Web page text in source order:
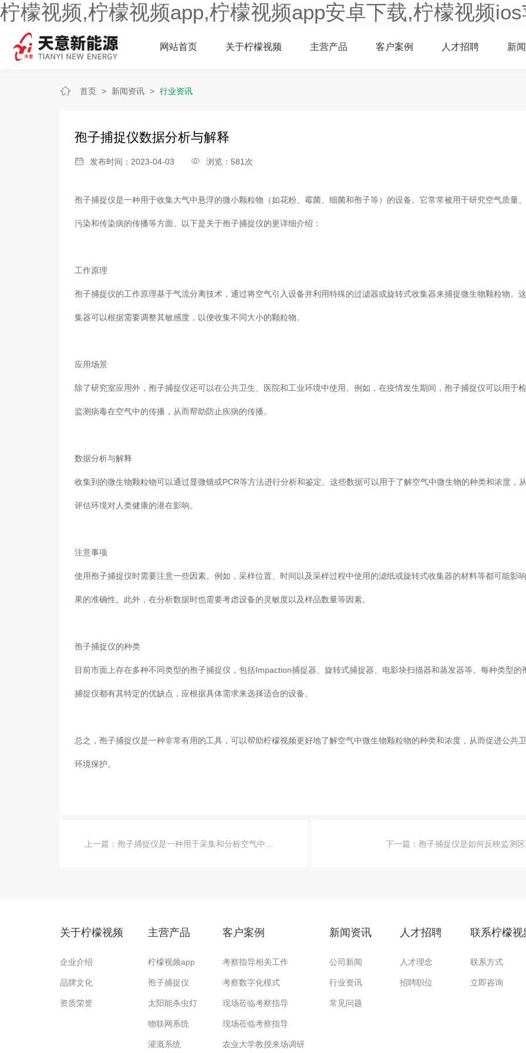
柠檬视频,柠檬视频app,柠檬视频app安卓下载,柠檬视频
网站首页 关于柠檬视频 主营产品 客户案例 人才招聘 新
首页 > 新闻资讯 > 行业资讯
孢子捕捉仪数据分析与解释
发布时间：2023-04-03 浏览：581次
孢子捕捉仪是一种用于收集大气中悬浮的微小颗粒物（如花粉、霉菌、细菌和孢子等）的设备。它常常被用于研究空气质量
污染和传染病的传播等方面。以下是关于孢子捕捉仪的更详细介绍：
工作原理
孢子捕捉仪的工作原理基于气流分离技术，通过将空气引入设备并利用特殊的过滤器或旋转式收集器来捕捉微生物颗粒物。
集器可以根据需要调整其敏感度，以便收集不同大小的颗粒物。
应用场景
除了研究室应用外，孢子捕捉仪还可以在公共卫生、医院和工业环境中使用。例如，在疫情发生期间，孢子捕捉仪可以用于
监测病毒在空气中的传播，从而帮助防止疾病的传播。
数据分析与解释
收集到的微生物颗粒物可以通过显微镜或PCR等方法进行分析和鉴定。这些数据可以用于了解空气中微生物的种类和浓度，
评估环境对人类健康的潜在影响。
注意事项
使用孢子捕捉仪时需要注意一些因素。例如，采样位置、时间以及采样过程中使用的滤纸或旋转式收集器的材料等都可能影
果的准确性。此外，在分析数据时也需要考虑设备的灵敏度以及样品数量等因素。
孢子捕捉仪的种类
目前市面上存在多种不同类型的孢子捕捉仪，包括Impaction捕捉器、旋转式捕捉器、电影块扫描器和蒸发器等。每种类型的
捕捉仪都有其特定的优缺点，应根据具体需求来选择适合的设备。
总之，孢子捕捉仪是一种非常有用的工具，可以帮助柠檬视频更好地了解空气中微生物颗粒物的种类和浓度，从而促进公共
环境保护。
上一篇：孢子捕捉仪是一种用于采集和分析空气中微生物孢子的设备 下一篇：孢子捕捉仪是如何反映监测
关于柠檬视频
企业介绍
品牌文化
资质荣誉
主营产品
柠檬视频app
孢子捕捉仪
太阳能杀虫灯
物联网系统
灌溉系统
客户案例
考察指导相关工作
考察数字化模式
现场莅临考察指导
现场莅临考察指导
农业大学教授来场调研
新闻资讯
公司新闻
行业资讯
常见问题
人才招聘
人才理念
招聘职位
联系柠檬视
联系方式
立即咨询